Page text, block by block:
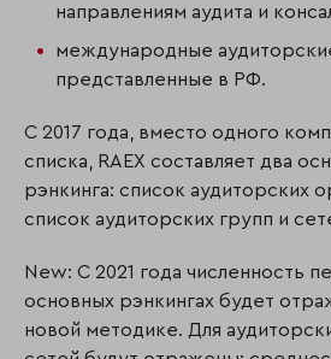
направлениям аудита и
международные
представленные в РФ.
С 2017 года, вместо одного
списка, RAEX составляет два
рэнкинга: список аудиторских
список аудиторских групп и
New: С 2021 года численность
основных рэнкингах будет
новой методике. Для